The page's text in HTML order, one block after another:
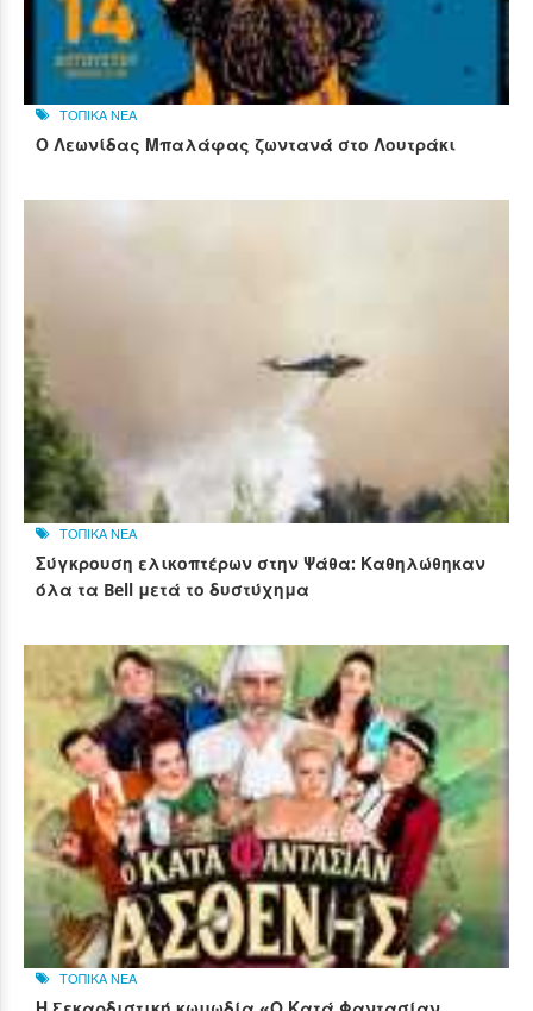
ΤΟΠΙΚΑ ΝΕΑ
Ο Λεωνίδας Μπαλάφας ζωντανά στο Λουτράκι
ΤΟΠΙΚΑ ΝΕΑ
Σύγκρουση ελικοπτέρων στην Ψάθα: Καθηλώθηκαν
όλα τα Bell μετά το δυστύχημα
ΤΟΠΙΚΑ ΝΕΑ